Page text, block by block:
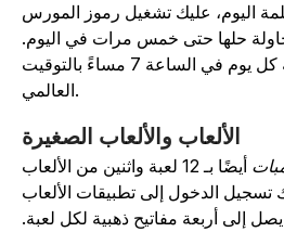
اليوم، عليك تشغيل رموز المورس
حلها حتى خمس مرات في اليوم.
تتجدد الشفرة اليومية كل يوم في الساعة 7 مساءً بالتوقيت
الألعاب والألعاب الصغيرة
أيضًا بـ 12 لعبة واثنين من الألعاب
الدخول إلى تطبيقات الألعاب
أربعة مفاتيح ذهبية لكل لعبة.